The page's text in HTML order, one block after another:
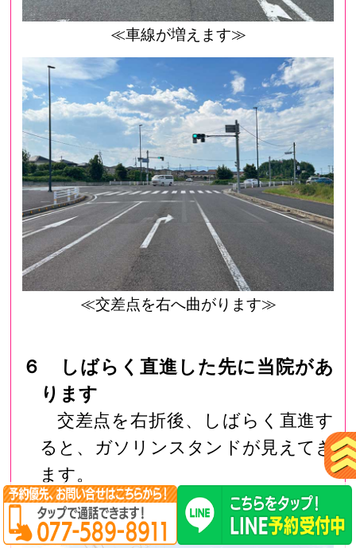
≪車線が増えます≫
≪交差点を右へ曲がります≫
６ しばらく直進した先に当院があ
ります
交差点を右折後、しばらく直進す
ると、ガソリンスタンドが見えてき
ます。
そちらを通り過ぎてすぐ右側に、
当院があります。